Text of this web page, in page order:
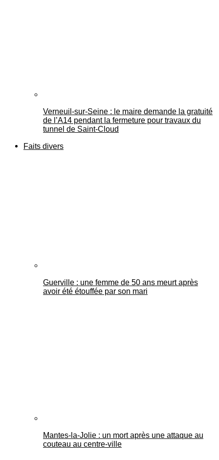
Verneuil-sur-Seine : le maire demande la gratuité
de l’A14 pendant la fermeture pour travaux du
tunnel de Saint-Cloud
Faits divers
Guerville : une femme de 50 ans meurt après
avoir été étouffée par son mari
Mantes-la-Jolie : un mort après une attaque au
couteau au centre-ville